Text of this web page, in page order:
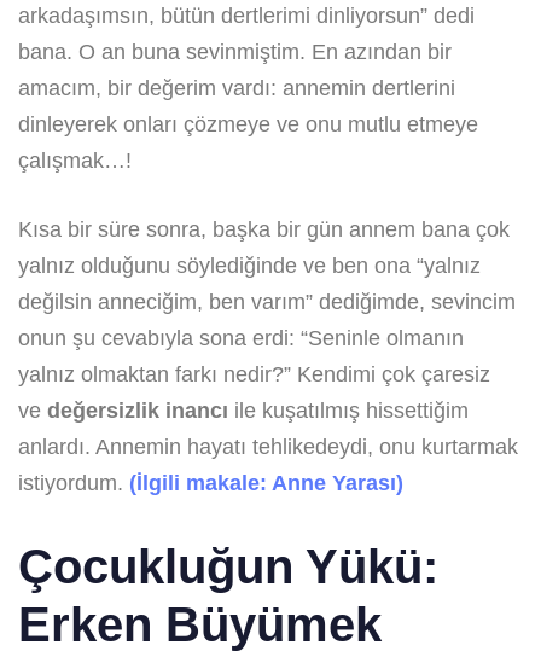
arkadaşımsın, bütün dertlerimi dinliyorsun” dedi
bana. O an buna sevinmiştim. En azından bir
amacım, bir değerim vardı: annemin dertlerini
dinleyerek onları çözmeye ve onu mutlu etmeye
çalışmak…!
Kısa bir süre sonra, başka bir gün annem bana çok
yalnız olduğunu söylediğinde ve ben ona “yalnız
değilsin anneciğim, ben varım” dediğimde, sevincim
onun şu cevabıyla sona erdi: “Seninle olmanın
yalnız olmaktan farkı nedir?” Kendimi çok çaresiz
ve değersizlik inancı ile kuşatılmış hissettiğim
anlardı. Annemin hayatı tehlikedeydi, onu kurtarmak
istiyordum. (İlgili makale: Anne Yarası)
Çocukluğun Yükü:
Erken Büyümek